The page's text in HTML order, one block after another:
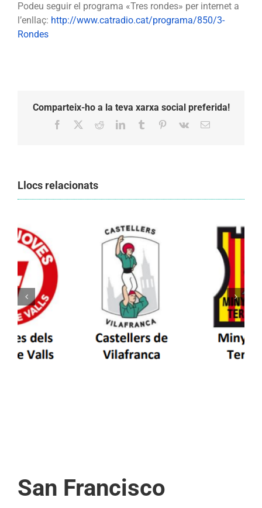
Podeu seguir el programa «Tres rondes» per internet a
l’enllaç: http://www.catradio.cat/programa/850/3-
Rondes
Comparteix-ho a la teva xarxa social preferida!
Facebook RedditLinkedInTumblr Pinterest
Vk Email:
Llocs relacionats
Els Castellers de Vilafranca unieixen tradició i
patrimoni en un viatge de colla a la Vall
d’Aran i a la Vall de Boí
San Francisco